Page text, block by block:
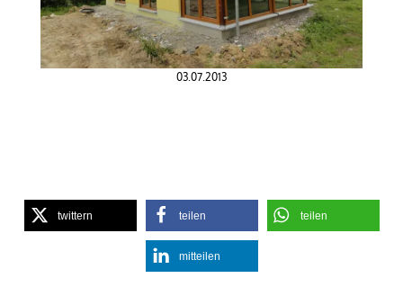
03.07.2013
twittern teilen teilen
mitteilen